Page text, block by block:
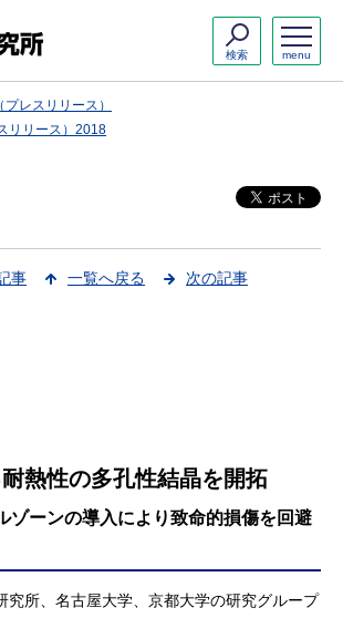
menu
検索
レスリリース）
リリース）2018
事 一覧へ戻る 次の記事
熱性の多孔性結晶を開拓
ゾーンの導入により致命的損傷を回避
究所、名古屋大学、京都大学の研究グループ